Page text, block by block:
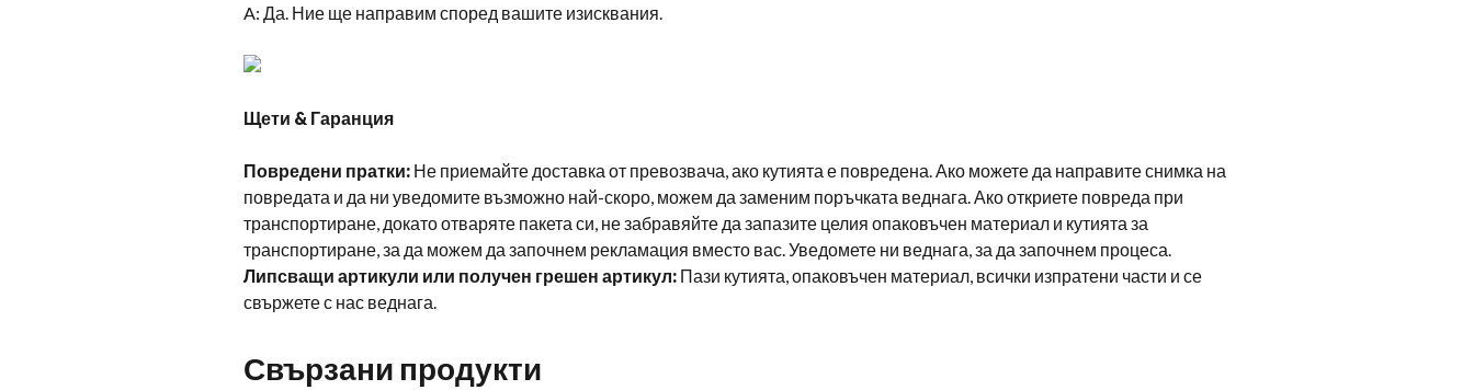
A: Да. Ние ще направим според вашите изисквания.
Щети & Гаранция
Повредени пратки: Не приемайте доставка от превозвача, ако кутията е повредена. Ако можете да направите снимка на
повредата и да ни уведомите възможно най-скоро, можем да заменим поръчката веднага. Ако откриете повреда при
транспортиране, докато отваряте пакета си, не забравяйте да запазите целия опаковъчен материал и кутията за
транспортиране, за да можем да започнем рекламация вместо вас. Уведомете ни веднага, за да започнем процеса.
Липсващи артикули или получен грешен артикул: Пази кутията, опаковъчен материал, всички изпратени части и се
свържете с нас веднага.
Свързани продукти